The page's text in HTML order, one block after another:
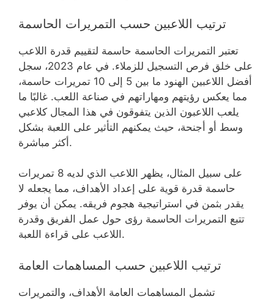
ترتيب اللاعبين حسب التمريرات الحاسمة
تعتبر التمريرات الحاسمة حاسمة لتقييم قدرة اللاعب
على خلق فرص التسجيل للزملاء. في عام 2023، سجل
أفضل اللاعبين الهنود ما بين 5 إلى 10 تمريرات حاسمة،
مما يعكس رؤيتهم ومهاراتهم في صناعة اللعب. غالبًا ما
يلعب اللاعبون الذين يتفوقون في هذا المجال كلاعبي
وسط أو أجنحة، حيث يمكنهم التأثير على اللعبة بشكل
أكثر مباشرة.
على سبيل المثال، يظهر اللاعب الذي لديه 8 تمريرات
حاسمة قدرة قوية على إعداد الأهداف، مما يجعله لا
يقدر بثمن في استراتيجية هجوم فريقه. يمكن أن يوفر
تتبع التمريرات الحاسمة رؤى حول عمل الفريق وقدرة
اللاعب على قراءة اللعبة.
ترتيب اللاعبين حسب المساهمات العامة
تشمل المساهمات العامة الأهداف، والتمريرات